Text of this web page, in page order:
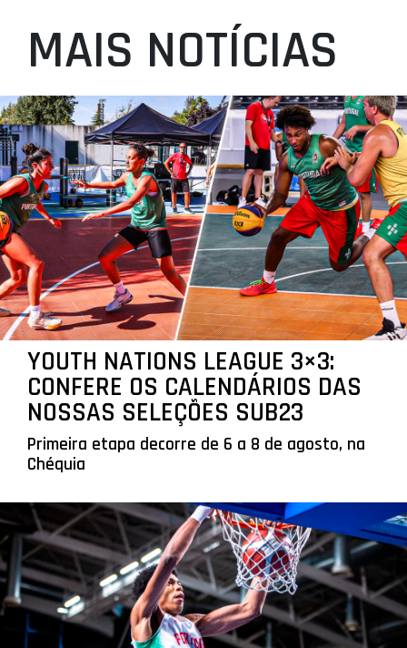
MAIS NOTÍCIAS
YOUTH NATIONS LEAGUE 3×3:
CONFERE OS CALENDÁRIOS DAS
NOSSAS SELEÇÕES SUB23
Primeira etapa decorre de 6 a 8 de agosto, na
Chéquia